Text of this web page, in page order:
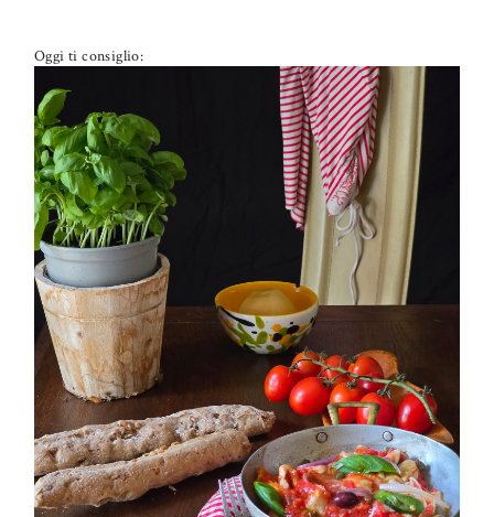
Oggi ti consiglio:
PETTI DI POLLO ALLA PIZZAIOLA